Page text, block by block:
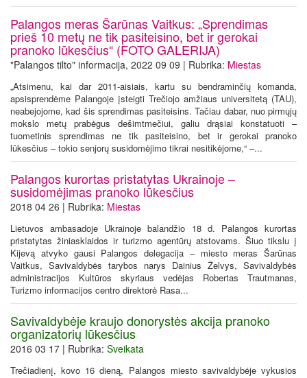
Palangos meras Šarūnas Vaitkus: „Sprendimas
prieš 10 metų ne tik pasiteisino, bet ir gerokai
pranoko lūkesčius“ (FOTO GALERIJA)
"Palangos tilto" informacija, 2022 09 09 | Rubrika: Miestas
„Atsimenu, kai dar 2011-aisiais, kartu su bendraminčių komanda,
apsisprendėme Palangoje įsteigti Trečiojo amžiaus universitetą (TAU),
neabejojome, kad šis sprendimas pasiteisins. Tačiau dabar, nuo pirmųjų
mokslo metų prabėgus dešimtmečiui, galiu drąsiai konstatuoti –
tuometinis sprendimas ne tik pasiteisino, bet ir gerokai pranoko
lūkesčius – tokio senjorų susidomėjimo tikrai nesitikėjome,“ –...
Palangos kurortas pristatytas Ukrainoje –
susidomėjimas pranoko lūkesčius
2018 04 26 | Rubrika: Miestas
Lietuvos ambasadoje Ukrainoje balandžio 18 d. Palangos kurortas
pristatytas žiniasklaidos ir turizmo agentūrų atstovams. Šiuo tikslu į
Kijevą atvyko gausi Palangos delegacija – miesto meras Šarūnas
Vaitkus, Savivaldybės tarybos narys Dainius Želvys, Savivaldybės
administracijos Kultūros skyriaus vedėjas Robertas Trautmanas,
Turizmo informacijos centro direktorė Rasa...
Savivaldybėje kraujo donorystės akcija pranoko
organizatorių lūkesčius
2016 03 17 | Rubrika: Sveikata
Trečiadienį, kovo 16 dieną, Palangos miesto savivaldybėje vykusios